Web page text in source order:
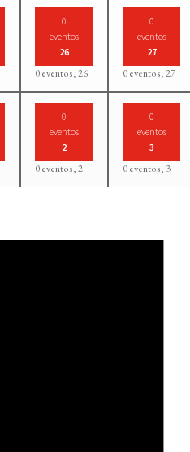
0
eventos
26
0 eventos,26
0
eventos
27
0 eventos,27
0
eventos
2
0 eventos,2
0
eventos
3
0 eventos, 3